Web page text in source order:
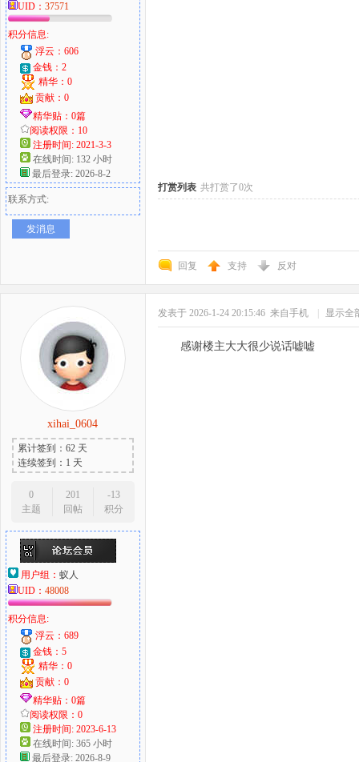
爱
好
UID： 37571
积分信息:
浮云：606
金钱：2
精华：0
贡献：0
精华贴：0篇
阅读权限：10
注册时间: 2021-3-3
在线时间: 132 小时
最后登录: 2026-8-2
联系方式:
发消息
打赏列表 共打赏了0次
回复 支持 反对
xihai_0604
累计签到：62 天
连续签到：1 天
0
主题
201
回帖
-13
积分
用户组： 蚁人
UID： 48008
积分信息:
浮云：689
金钱：5
精华：0
贡献：0
精华贴：0篇
阅读权限：0
注册时间: 2023-6-13
在线时间: 365 小时
最后登录: 2026-8-9
发表于 2026-1-24 20:15:46 来自手机 显示全
感谢楼主大大很少说话嘘嘘